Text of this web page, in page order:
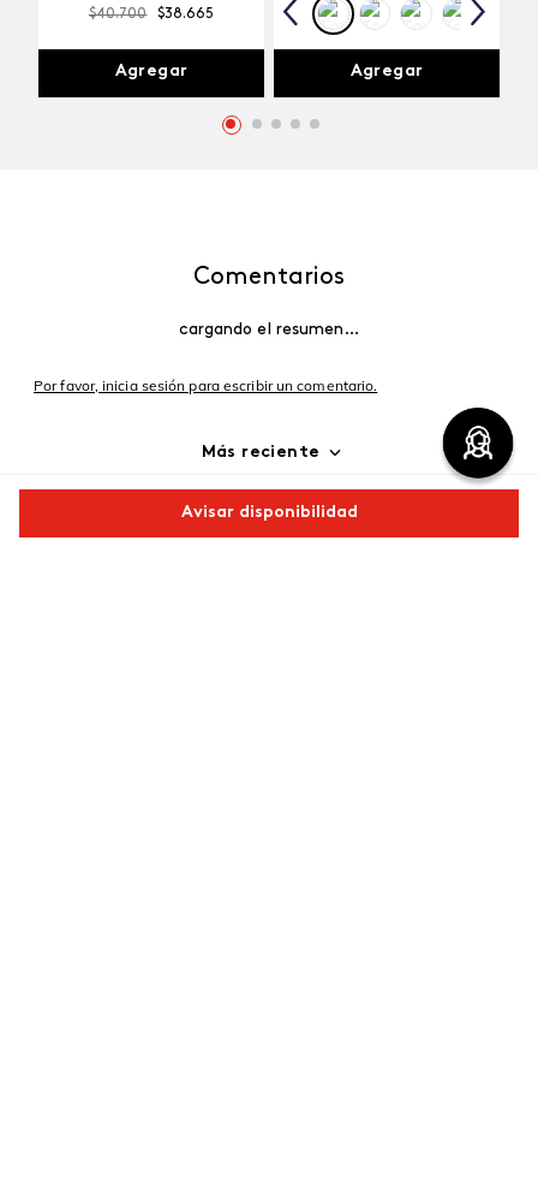
Avisar disponibilidad
$40.700 $38.665
Agregar Agregar
Comentarios
cargando el resumen…
Por favor, inicia sesión para escribir un comentario.
Más reciente
Cargando comentarios…